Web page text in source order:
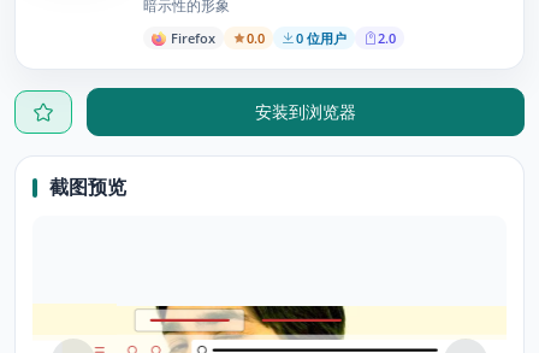
暗示性的形象
Firefox 0.0 0 位用户 2.0
安装到浏览器
截图预览